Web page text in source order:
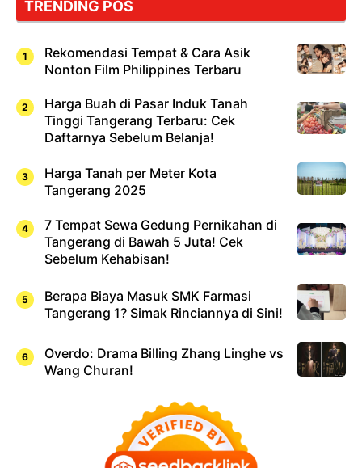
Sushi!
TRENDING POS
Rekomendasi Tempat & Cara Asik
Nonton Film Philippines Terbaru
Harga Buah di Pasar Induk Tanah
Tinggi Tangerang Terbaru: Cek
Daftarnya Sebelum Belanja!
Harga Tanah per Meter Kota
Tangerang 2025
7 Tempat Sewa Gedung Pernikahan di
Tangerang di Bawah 5 Juta! Cek
Sebelum Kehabisan!
Berapa Biaya Masuk SMK Farmasi
Tangerang 1? Simak Rinciannya di Sini!
Overdo: Drama Billing Zhang Linghe vs
Wang Churan!